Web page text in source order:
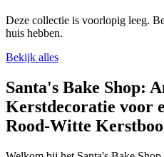
Deze collectie is voorlopig leeg.
huis hebben.
Bekijk alles
Santa's Bake Shop:
Kerstdecoratie voor
Rood-Witte